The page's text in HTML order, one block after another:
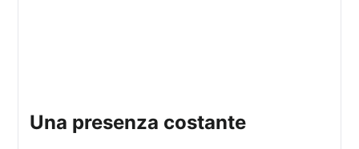
una presenza costante